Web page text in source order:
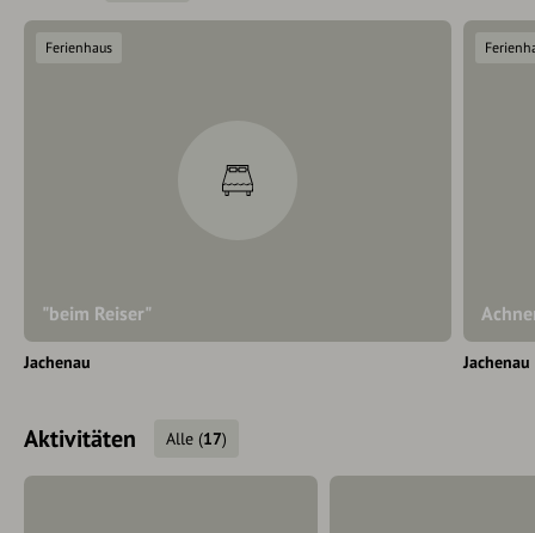
"beim Reiser"
Ferienhaus
Jachenau Jachenau
Aktivitäten Alle (17)